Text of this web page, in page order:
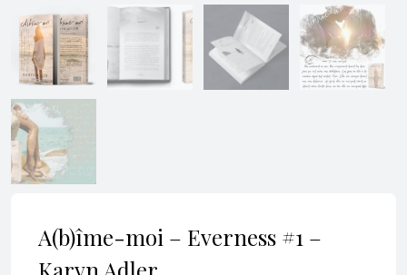
A(b)îme-moi – Everness #1 –
Karyn Adler